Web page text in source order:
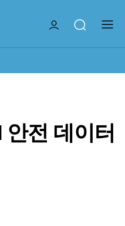
전 데이터